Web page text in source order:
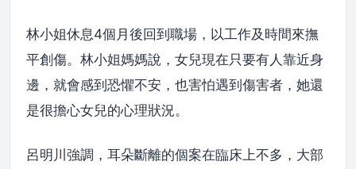
林小姐休息4個月後回到職場，以工作及時間來撫
平創傷。林小姐媽媽說，女兒現在只要有人靠近身
邊，就會感到恐懼不安，也害怕遇到傷害者，她還
是很擔心女兒的心理狀況。
呂明川強調，耳朵斷離的個案在臨床上不多，大部